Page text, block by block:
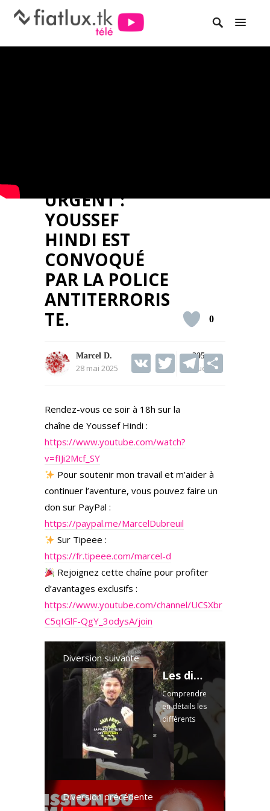
URGENT :
YOUSSEF
HINDI EST
CONVOQUÉ
PAR LA POLICE
ANTITERRORIS
TE.
Marcel D.
28 mai 2025
205
Vues
V T
itt
er
T
0
Rendez-vous ce soir à 18h sur la
chaîne de Youssef Hindi :
https://www.youtube.com/watch?
v=fIJi2Mcf_SY
Pour soutenir mon travail et m’aider à
continuer l’aventure, vous pouvez faire un
don sur PayPal :
https://paypal.me/MarcelDubreuil
Sur Tipeee :
https://fr.tipeee.com/marcel-d
Rejoignez cette chaîne pour profiter
d’avantages exclusifs :
https://www.youtube.com/channel/UCSXbr
C5qIGlF-QgY_3odysA/join
Diversion suivante
Les différentes phases de détoxification du foie
Comprendre
en détails les
différents
processus
en oeuvre
dans le foie.
Clique ici
pour
découvrir le
Diversion précédente